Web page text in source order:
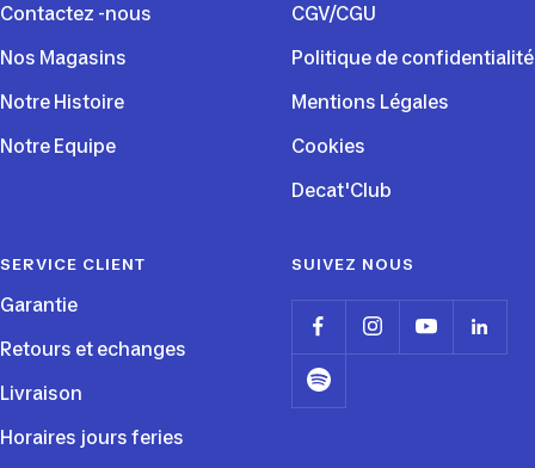
Contactez -nous
Nos Magasins
Notre Histoire
Notre Equipe
CGV/CGU
Politique de confidentialité
Mentions Légales
Cookies
Decat'Club
SERVICE CLIENT
Garantie
Retours et echanges
Livraison
Horaires jours feries
SUIVEZ NOUS